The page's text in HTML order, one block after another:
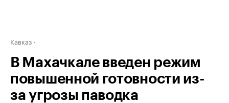
Кавказ
В Махачкале введен режим
повышенной готовности из-
за угрозы паводка